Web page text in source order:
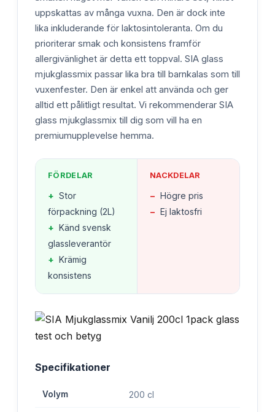
uppskattas av många vuxna. Den är dock inte
lika inkluderande för laktosintoleranta. Om du
prioriterar smak och konsistens framför
allergivänlighet är detta ett toppval. SIA glass
mjukglassmix passar lika bra till barnkalas som till
vuxenfester. Den är enkel att använda och ger
alltid ett pålitligt resultat. Vi rekommenderar SIA
glass mjukglassmix till dig som vill ha en
premiumupplevelse hemma.
FÖRDELAR
+ Stor
förpackning (2L)
+ Känd svensk
glassleverantör
+ Krämig
konsistens
NACKDELAR
− Högre pris
− Ej laktosfri
Specifikationer
Volym 200 cl